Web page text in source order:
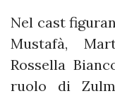
Nel cast
Mustafà,
Rossella
ruolo di